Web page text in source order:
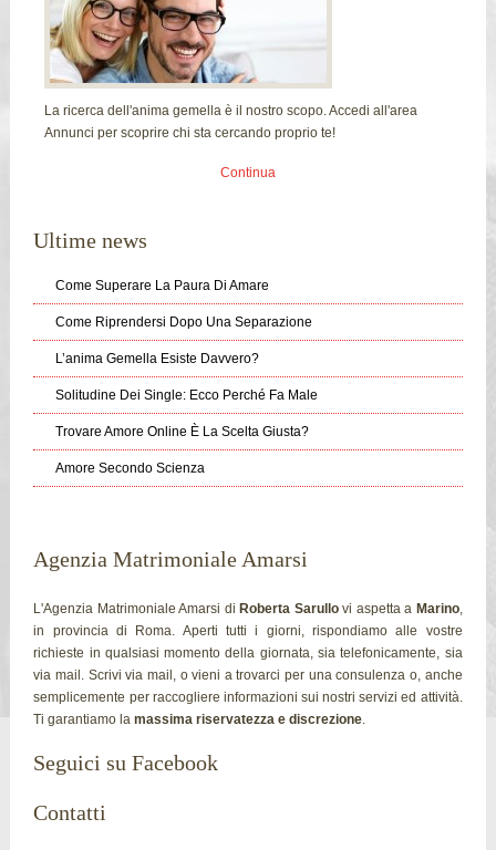
La ricerca dell'anima gemella è il nostro scopo. Accedi all'area
Annunci per scoprire chi sta cercando proprio te!
Continua
Ultime news
Come Superare La Paura Di Amare
Come Riprendersi Dopo Una Separazione
L’anima Gemella Esiste Davvero?
Solitudine Dei Single: Ecco Perché Fa Male
Trovare Amore Online È La Scelta Giusta?
Amore Secondo Scienza
Agenzia Matrimoniale Amarsi
L'Agenzia Matrimoniale Amarsi di Roberta Sarullovi aspetta a Marino,
in provincia di Roma. Aperti tutti i giorni, rispondiamo alle vostre
richieste in qualsiasi momento della giornata, sia telefonicamente, sia
via mail. Scrivi via mail, o vieni a trovarci per una consulenza o, anche
semplicemente per raccogliere informazioni sui nostri servizi ed attività.
Ti garantiamo lamassima riservatezza e discrezione.
Seguici su Facebook
Contatti